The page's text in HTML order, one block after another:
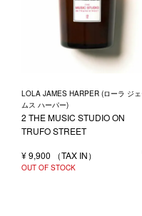
LOLA JAMES HARPER (ローラ ジェ
ムス ハーパー)
2 THE MUSIC STUDIO ON
TRUFO STREET
¥9,900
OUT OF STOCK